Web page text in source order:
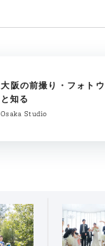
大阪の前撮り・フォト
と知る
Osaka Studio